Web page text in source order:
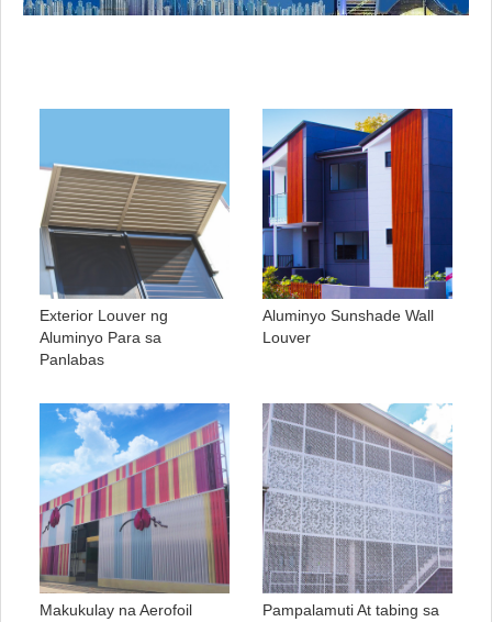
Exterior Louver ng
Aluminyo Para sa
Panlabas
Aluminyo Sunshade Wall
Louver
Makukulay na Aerofoil
Pampalamuti At tabing sa